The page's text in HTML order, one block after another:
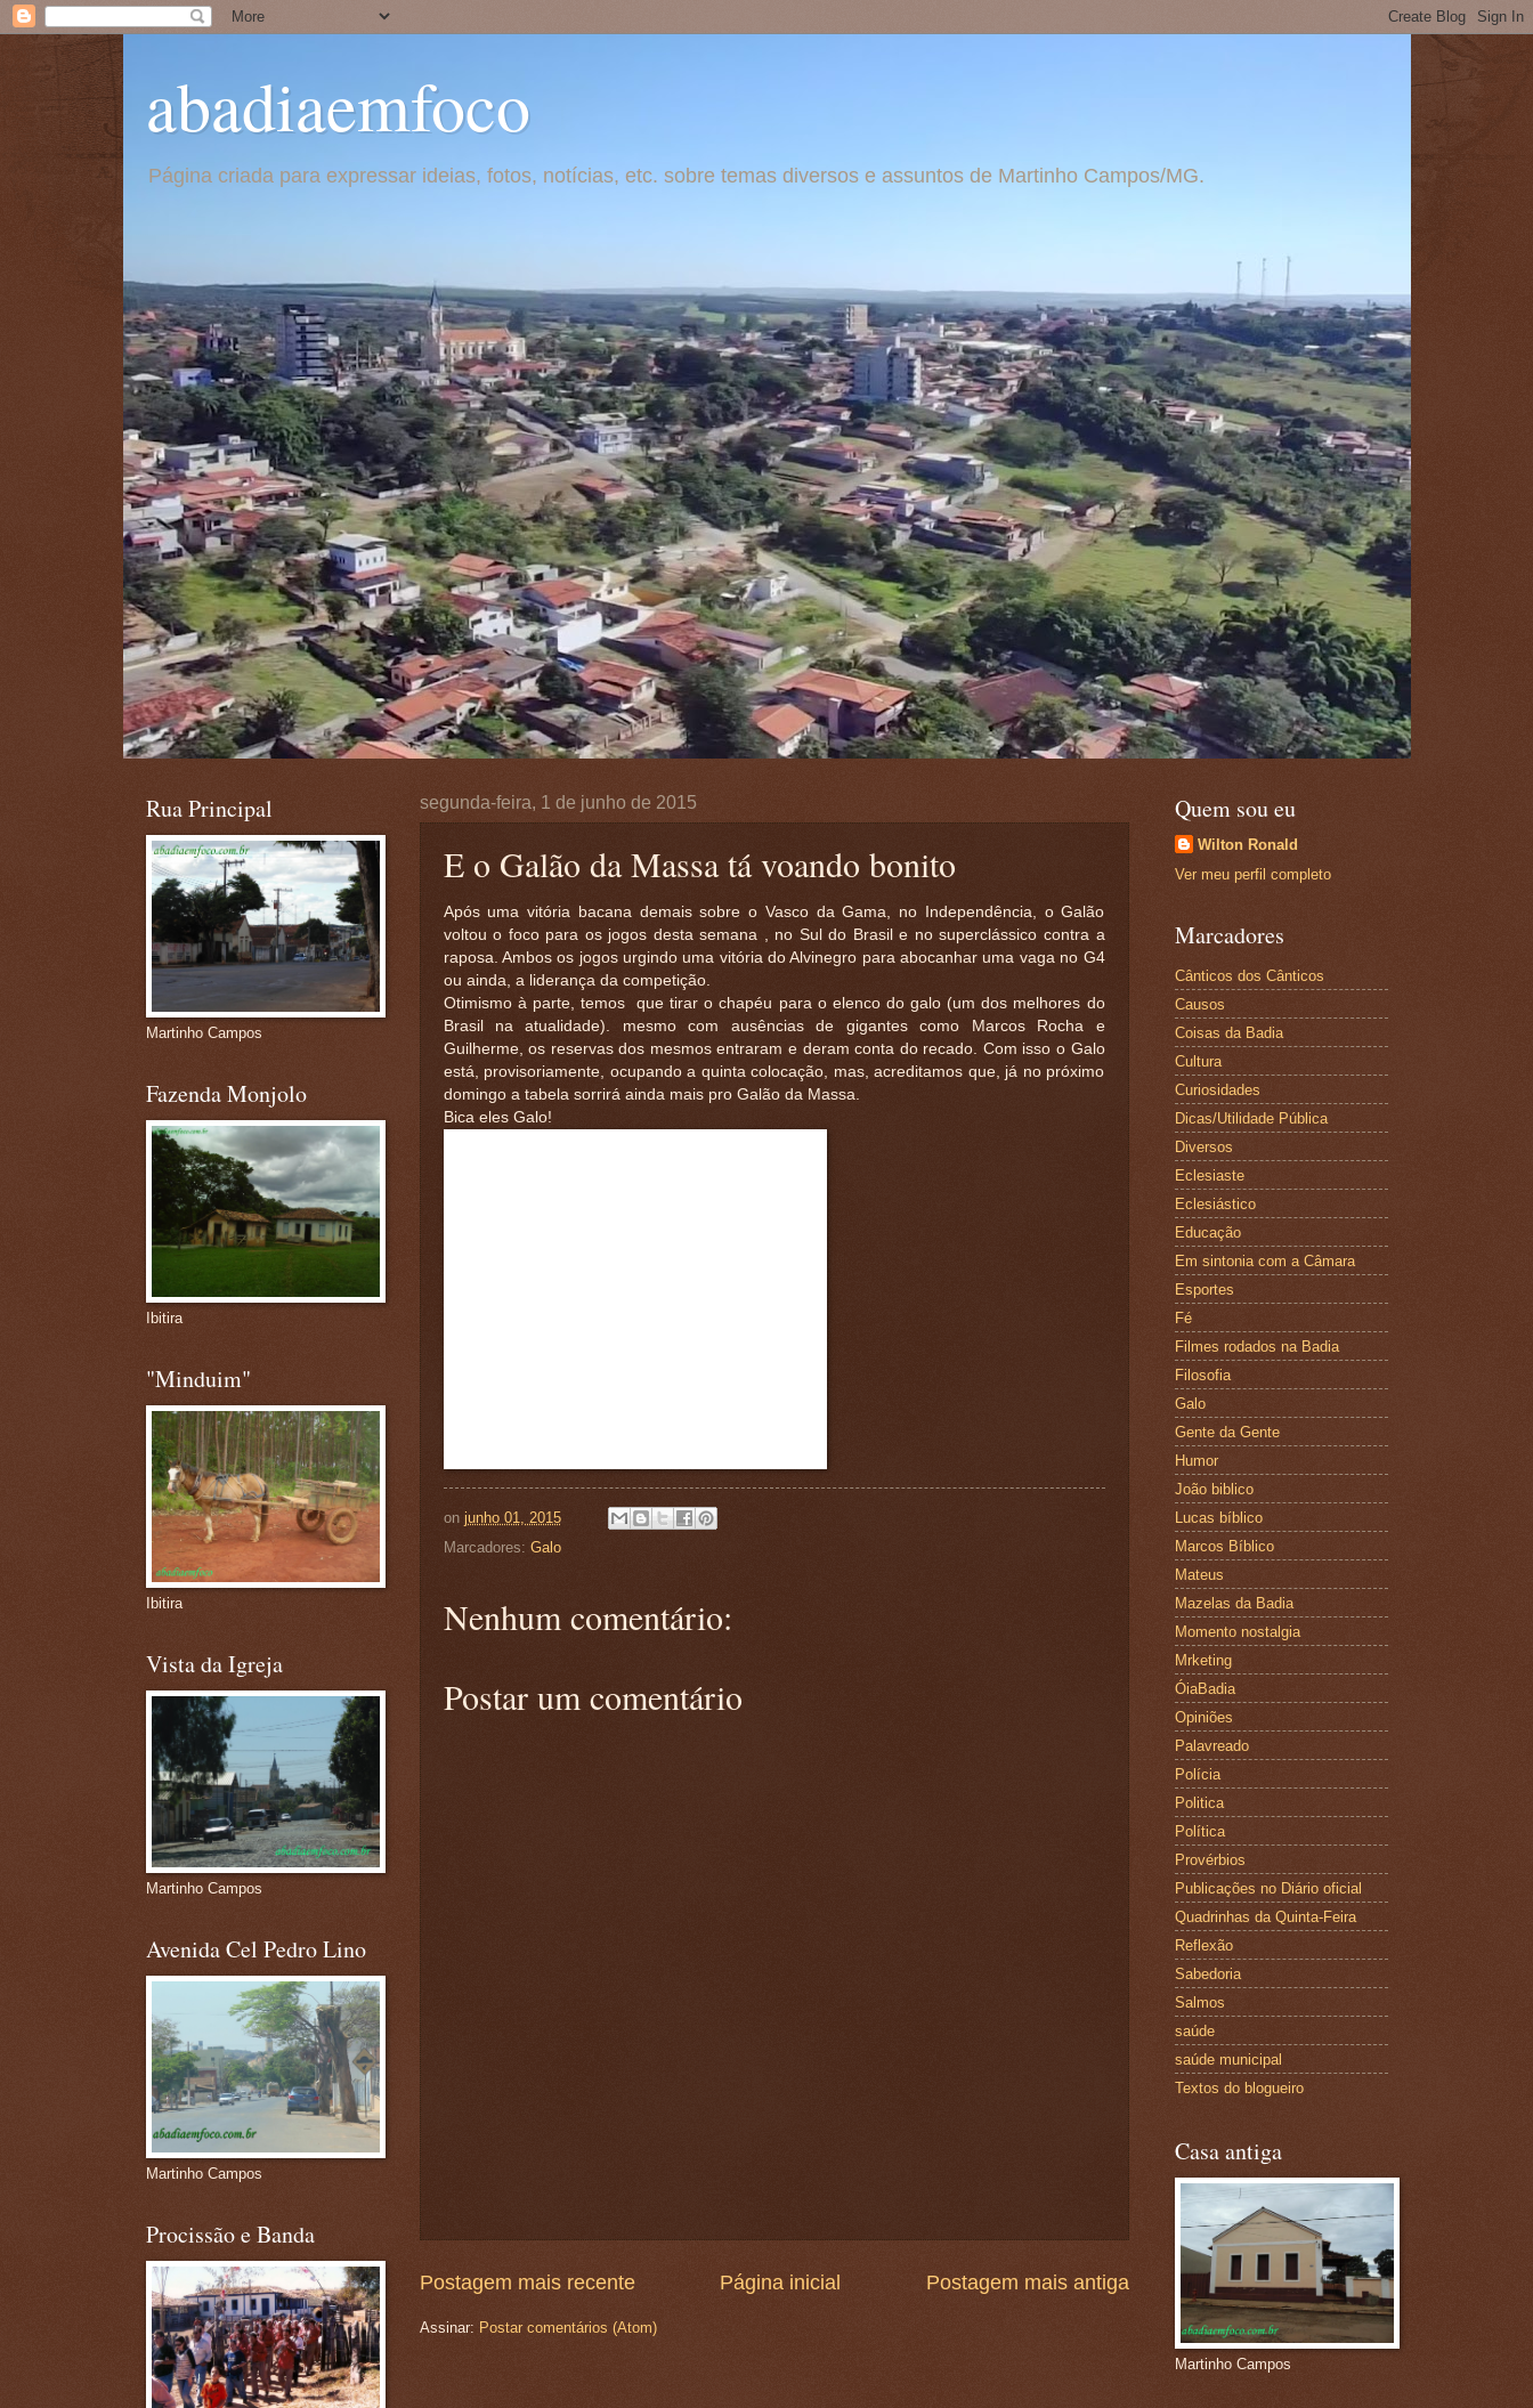
abadiaemfoco
Página criada para expressar ideias, fotos, notícias, etc. sobre temas diversos e assuntos de Martinho Campos/MG.
segunda-feira, 1 de junho de 2015
E o Galão da Massa tá voando bonito
Após uma vitória bacana demais sobre o Vasco da Gama, no Independência, o Galão
voltou o foco para os jogos desta semana , no Sul do Brasil e no superclássico contra a
raposa. Ambos os jogos urgindo uma vitória do Alvinegro para abocanhar uma vaga no G4
ou ainda, a liderança da competição.
Otimismo à parte, temos que tirar o chapéu para o elenco do galo (um dos melhores do
Brasil na atualidade). mesmo com ausências de gigantes como Marcos Rocha e
Guilherme, os reservas dos mesmos entraram e deram conta do recado. Com isso o Galo
está, provisoriamente, ocupando a quinta colocação, mas, acreditamos que, já no próximo
domingo a tabela sorrirá ainda mais pro Galão da Massa.
Bica eles Galo!
on junho 01, 2015
Marcadores: Galo
Nenhum comentário:
Postar um comentário
Postagem mais recente Postagem mais antiga
Página inicial
Assinar: Postar comentários (Atom)
Rua Principal
Martinho Campos
Fazenda Monjolo
Ibitira
"Minduim"
Ibitira
Vista da Igreja
Martinho Campos
Avenida Cel Pedro Lino
Martinho Campos
Procissão e Banda
Quem sou eu
Wilton Ronald
Ver meu perfil completo
Marcadores
Cânticos dos Cânticos
Causos
Coisas da Badia
Cultura
Curiosidades
Dicas/Utilidade Pública
Diversos
Eclesiaste
Eclesiástico
Educação
Em sintonia com a Câmara
Esportes
Fé
Filmes rodados na Badia
Filosofia
Galo
Gente da Gente
Humor
João biblico
Lucas bíblico
Marcos Bíblico
Mateus
Mazelas da Badia
Momento nostalgia
Mrketing
ÓiaBadia
Opiniões
Palavreado
Polícia
Politica
Política
Provérbios
Publicações no Diário oficial
Quadrinhas da Quinta-Feira
Reflexão
Sabedoria
Salmos
saúde
saúde municipal
Textos do blogueiro
Casa antiga
Martinho Campos